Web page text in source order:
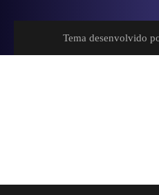
Tema desenvolvido